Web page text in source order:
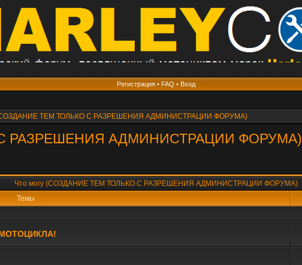
Регистрация• FAQ • Вход
(СОЗДАНИЕ ТЕМ ТОЛЬКО С РАЗРЕШЕНИЯ АДМИНИСТРАЦИИ ФОРУМА)
РАЗРЕШЕНИЯ АДМИНИСТРАЦИИ ФОРУМА)
Что могу (СОЗДАНИЕ ТЕМ ТОЛЬКО С РАЗРЕШЕНИЯ АДМИНИСТРАЦИИ ФОРУМА)
Темы